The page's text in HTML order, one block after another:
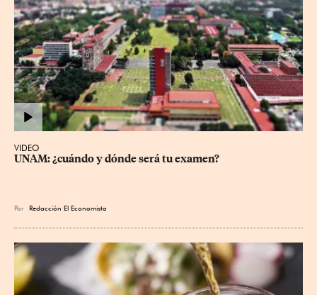
VIDEO
UNAM: ¿cuándo y dónde será tu examen?
Por Redacción El Economista